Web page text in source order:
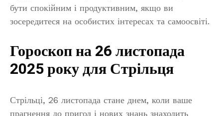
бути спокійним і продуктивним, якщо ви
зосередитеся на особистих інтересах та самоосвіті.
Гороскоп на 26 листопада
2025 року для Стрільця
Стрільці, 26 листопада стане днем, коли ваше
прагнення до пригод і нових знань знаходить